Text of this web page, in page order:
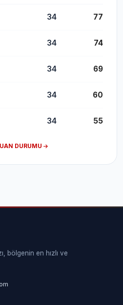
34 77
34 74
34 69
34 60
34 55
DURUMU
bölgenin en hızlı ve